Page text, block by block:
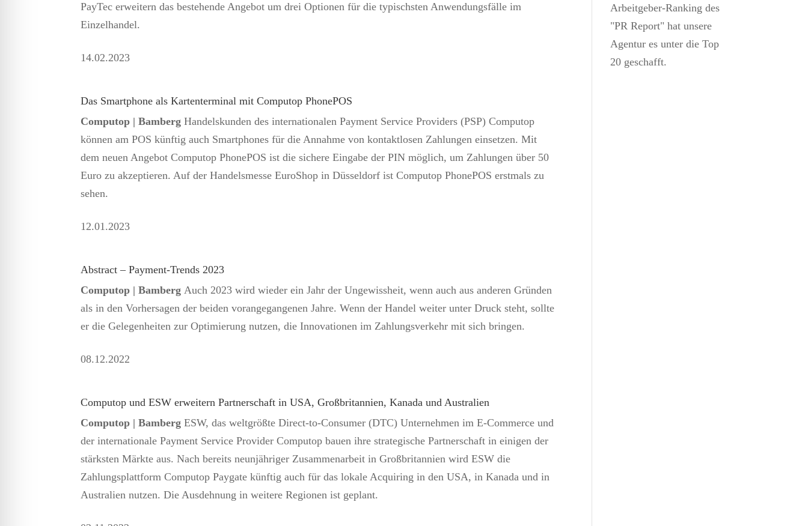
PayTec erweitern das bestehende Angebot um drei Optionen für die typischsten Anwendungsfälle im
Einzelhandel.
14.02.2023
Das Smartphone als Kartenterminal mit Computop PhonePOS
Computop | BambergHandelskunden des internationalen Payment Service Providers (PSP) Computop
können am POS künftig auch Smartphones für die Annahme von kontaktlosen Zahlungen einsetzen. Mit
dem neuen Angebot Computop PhonePOS ist die sichere Eingabe der PIN möglich, um Zahlungen über 50
Euro zu akzeptieren. Auf der Handelsmesse EuroShop in Düsseldorf ist Computop PhonePOS erstmals zu
sehen.
12.01.2023
Abstract – Payment-Trends 2023
Computop | BambergAuch 2023 wird wieder ein Jahr der Ungewissheit, wenn auch aus anderen Gründen
als in den Vorhersagen der beiden vorangegangenen Jahre. Wenn der Handel weiter unter Druck steht, sollte
er die Gelegenheiten zur Optimierung nutzen, die Innovationen im Zahlungsverkehr mit sich bringen.
08.12.2022
Computop und ESW erweitern Partnerschaft in USA, Großbritannien, Kanada und Australien
Computop | BambergESW, das weltgrößte Direct-to-Consumer (DTC) Unternehmen im E-Commerce und
der internationale Payment Service Provider Computop bauen ihre strategische Partnerschaft in einigen der
stärksten Märkte aus. Nach bereits neunjähriger Zusammenarbeit in Großbritannien wird ESW die
Zahlungsplattform Computop Paygate künftig auch für das lokale Acquiring in den USA, in Kanada und in
Australien nutzen. Die Ausdehnung in weitere Regionen ist geplant.
Arbeitgeber-Ranking des
"PR Report" hat unsere
Agentur es unter die Top
20 geschafft.